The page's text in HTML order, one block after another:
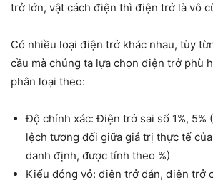
trở lớn, vật cách điện thì điện trở là vô
Có nhiều loại điện trở khác nhau, tùy
cầu mà chúng ta lựa chọn điện trở phù
phân loại theo:
Độ chính xác: Điện trở sai số 1%, 5%
lệch tương đối giữa giá trị thực tế
danh định, được tính theo %)
Kiểu đóng vỏ: điện trở dán, điện trở